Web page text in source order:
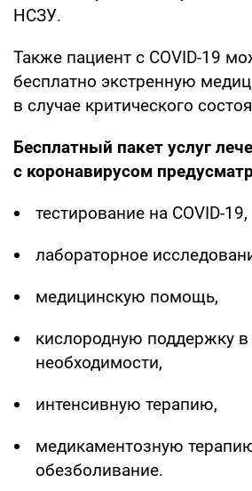
НСЗУ.
Также пациент с COVID-19
бесплатно экстренную
в случае критического
Бесплатный пакет услуг
с коронавирусом
тестирование на COVID-19,
лабораторное
медицинскую помощь,
кислородную поддержку в
необходимости,
интенсивную терапию,
медикаментозную
обезболивание.